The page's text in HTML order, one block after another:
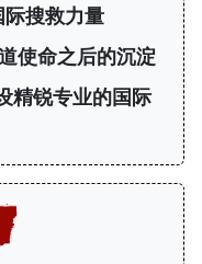
搜救力量
使命之后的沉淀
精锐专业的国际